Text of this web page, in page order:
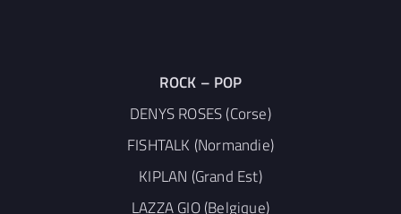
ROCK – POP
DENYS ROSES (Corse)
FISHTALK (Normandie)
KIPLAN (Grand Est)
LAZZA GIO (Belgique)